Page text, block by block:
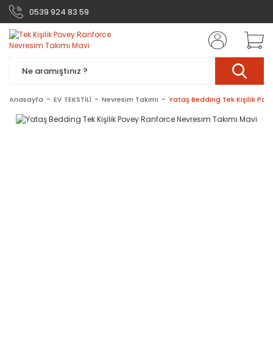
0539 924 83 59
Anasayfa EV TEKSTİLİ Nevresim Takımı Yataş Bedding Tek Kişilik